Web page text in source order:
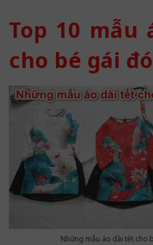
Top 10 mẫu
cho bé gái
Những mẫu áo dài tết cho